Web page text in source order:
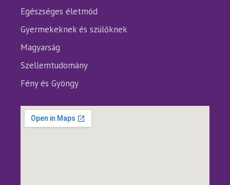
Egészséges életmód
Gyermekeknek és szülőknek
Magyarság
Szellemtudomány
Fény és Gyöngy